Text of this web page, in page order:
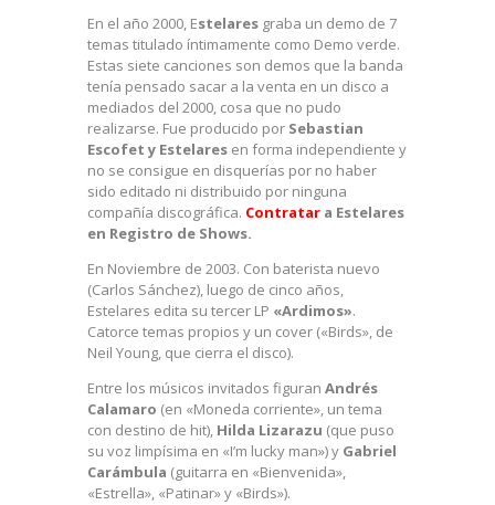
En el año 2000, Estelares graba un demo de 7
temas titulado íntimamente como Demo verde.
Estas siete canciones son demos que la banda
tenía pensado sacar a la venta en un disco a
mediados del 2000, cosa que no pudo
realizarse. Fue producido por Sebastian
Escofet y Estelares en forma independiente y
no se consigue en disquerías por no haber
sido editado ni distribuido por ninguna
compañía discográfica. Contratar a Estelares
en Registro de Shows.
En Noviembre de 2003. Con baterista nuevo
(Carlos Sánchez), luego de cinco años,
Estelares edita su tercer LP «Ardimos».
Catorce temas propios y un cover («Birds», de
Neil Young, que cierra el disco).
Entre los músicos invitados figuran Andrés
Calamaro (en «Moneda corriente», un tema
con destino de hit), Hilda Lizarazu (que puso
su voz limpísima en «I’m lucky man») y Gabriel
Carámbula (guitarra en «Bienvenida»,
«Estrella», «Patinar» y «Birds»).